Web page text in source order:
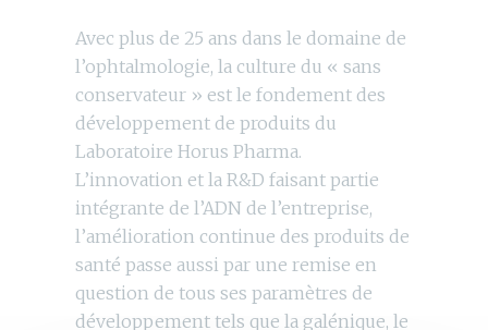
Avec plus de 25 ans dans le domaine de
l’ophtalmologie, la culture du « sans
conservateur » est le fondement des
développement de produits du
Laboratoire Horus Pharma.
L’innovation et la R&D faisant partie
intégrante de l’ADN de l’entreprise,
l’amélioration continue des produits de
santé passe aussi par une remise en
question de tous ses paramètres de
développement tels que la galénique, le